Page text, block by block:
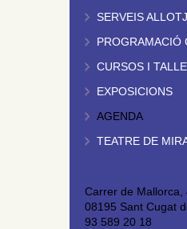
SERVEIS
PROGRAMACIÓ
CURSOS I
EXPOSICIONS
AGENDA
TEATRE DE
Carrer de Mallorca,
08195 Sant Cugat
93 589 20 18